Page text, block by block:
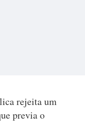
rejeita um
previa o